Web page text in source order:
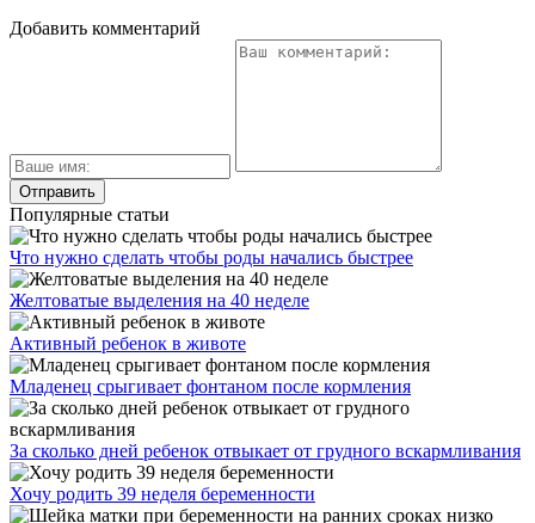
Добавить комментарий
Популярные статьи
Что нужно сделать чтобы роды начались быстрее
Желтоватые выделения на 40 неделе
Активный ребенок в животе
Младенец срыгивает фонтаном после кормления
За сколько дней ребенок отвыкает от грудного вскармливания
Хочу родить 39 неделя беременности